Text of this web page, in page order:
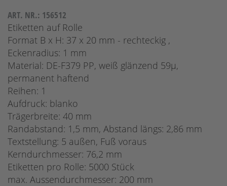
ART. NR.: 156512
Etiketten auf Rolle
Format B x H: 37 x 20 mm - rechteckig ,
Eckenradius: 1 mm
Material: DE-F379 PP, weiß glänzend 59µ,
permanent haftend
Reihen: 1
Aufdruck: blanko
Trägerbreite: 40 mm
Randabstand: 1,5 mm, Abstand längs: 2,86 mm
Textstellung: 5 außen, Fuß voraus
Kerndurchmesser: 76,2 mm
Etiketten pro Rolle: 5000 Stück
max. Aussendurchmesser: 200 mm